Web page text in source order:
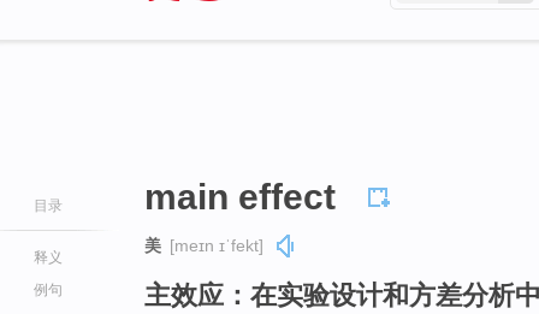
目录
释义
例句
main effect
美 [meɪn ɪˈfekt]
主效应：在实验设计和方差分析